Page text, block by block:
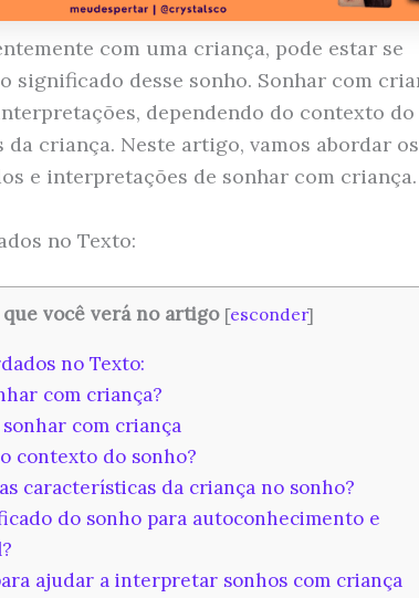
com uma criança, pode estar se
significado desse sonho. Sonhar com
dependendo do contexto do
criança. Neste artigo, vamos abordar os
e interpretações de sonhar com criança.
no Texto:
que você verá no artigo [esconder]
no Texto:
com criança?
com criança
contexto do sonho?
características da criança no sonho?
do sonho para autoconhecimento e
ajudar a interpretar sonhos com criança